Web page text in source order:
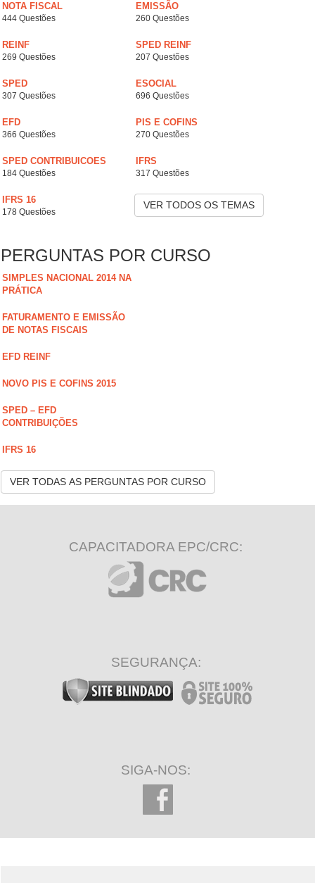
NOTA FISCAL
444 Questões
EMISSÃO
260 Questões
REINF
269 Questões
SPED REINF
207 Questões
SPED
307 Questões
ESOCIAL
696 Questões
EFD
366 Questões
PIS E COFINS
270 Questões
SPED CONTRIBUICOES
184 Questões
IFRS
317 Questões
IFRS 16
178 Questões
VER TODOS OS TEMAS
PERGUNTAS POR CURSO
SIMPLES NACIONAL 2014 NA
PRÁTICA
FATURAMENTO E EMISSÃO
DE NOTAS FISCAIS
EFD REINF
NOVO PIS E COFINS 2015
SPED – EFD
CONTRIBUIÇÕES
IFRS 16
VER TODAS AS PERGUNTAS POR CURSO
CAPACITADORA EPC/CRC:
SEGURANÇA:
SIGA-NOS: